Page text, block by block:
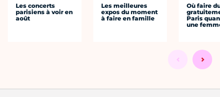
Les concerts
parisiens à voir en
août
Les meilleures
expos du moment
à faire en famille
Où faire
Paris
une